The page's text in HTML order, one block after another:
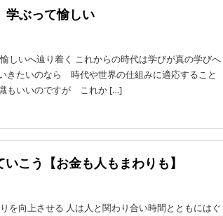
ぶって愉しい
しいへ辿り着く これからの時代は学びが真の学びへ
きたいのなら 時代や世界の仕組みに適応すること
もいいのですが これか […]
こう【お金も人もまわりも】
を向上させる 人は人と関わり合い時間とともにはぐ